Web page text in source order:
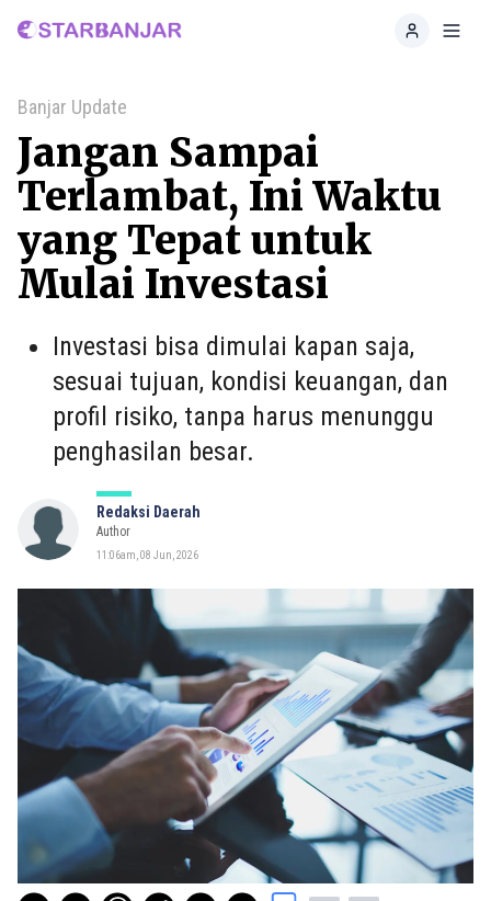
Home
Banjar Update
Jangan Sampai
Terlambat, Ini Waktu
yang Tepat untuk
Mulai Investasi
Investasi bisa dimulai kapan saja,
sesuai tujuan, kondisi keuangan, dan
profil risiko, tanpa harus menunggu
penghasilan besar.
Redaksi Daerah
Author
11:06am, 08 Jun, 2026